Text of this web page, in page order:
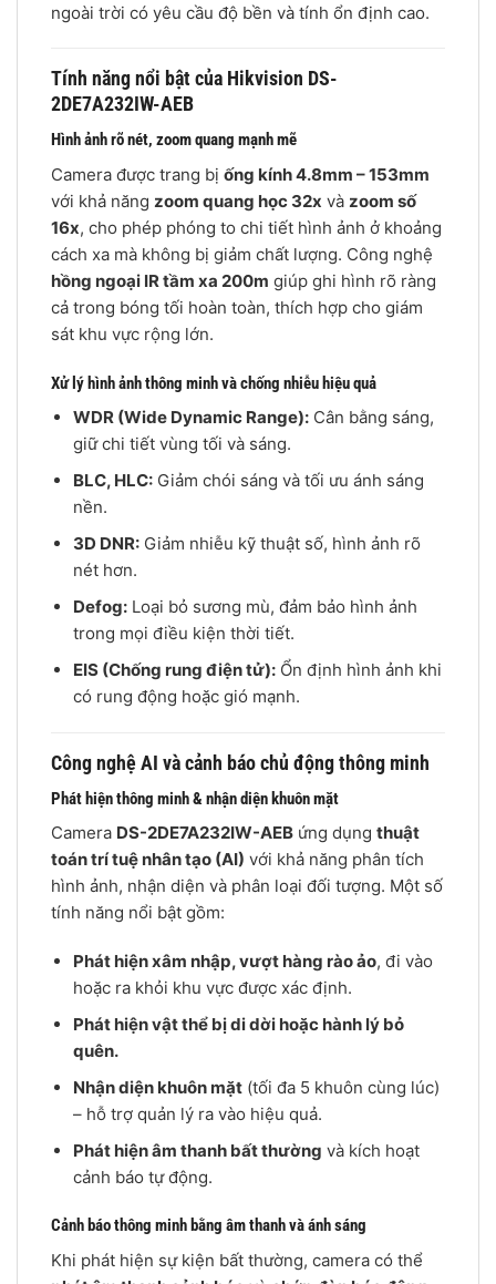
ngoài trời có yêu cầu độ bền và tính ổn định cao.
Tính năng nổi bật của Hikvision DS-
2DE7A232IW-AEB
Hình ảnh rõ nét, zoom quang mạnh mẽ
Camera được trang bị ống kính 4.8mm – 153mm
với khả năng zoom quang học 32x và zoom số
16x, cho phép phóng to chi tiết hình ảnh ở khoảng
cách xa mà không bị giảm chất lượng. Công nghệ
hồng ngoại IR tầm xa 200m giúp ghi hình rõ ràng
cả trong bóng tối hoàn toàn, thích hợp cho giám
sát khu vực rộng lớn.
Xử lý hình ảnh thông minh và chống nhiễu hiệu quả
WDR (Wide Dynamic Range):Cân bằng sáng,
giữ chi tiết vùng tối và sáng.
BLC, HLC:Giảm chói sáng và tối ưu ánh sáng
nền.
3D DNR:Giảm nhiễu kỹ thuật số, hình ảnh rõ
nét hơn.
Defog:Loại bỏ sương mù, đảm bảo hình ảnh
trong mọi điều kiện thời tiết.
EIS (Chống rung điện tử):Ổn định hình ảnh khi
có rung động hoặc gió mạnh.
Công nghệ AI và cảnh báo chủ động thông minh
Phát hiện thông minh & nhận diện khuôn mặt
Camera DS-2DE7A232IW-AEB ứng dụng thuật
toán trí tuệ nhân tạo (AI) với khả năng phân tích
hình ảnh, nhận diện và phân loại đối tượng. Một số
tính năng nổi bật gồm:
Phát hiện xâm nhập, vượt hàng rào ảo, đi vào
hoặc ra khỏi khu vực được xác định.
Phát hiện vật thể bị di dời hoặc hành lý bỏ
quên.
Nhận diện khuôn mặt(tối đa 5 khuôn cùng lúc)
– hỗ trợ quản lý ra vào hiệu quả.
Phát hiện âm thanh bất thường và kích hoạt
cảnh báo tự động.
Cảnh báo thông minh bằng âm thanh và ánh sáng
Khi phát hiện sự kiện bất thường, camera có thể